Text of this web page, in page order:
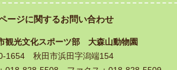
ージに関するお問い合わせ
観光文化スポーツ部 大森山動物園
1654 秋田市浜田字潟端154